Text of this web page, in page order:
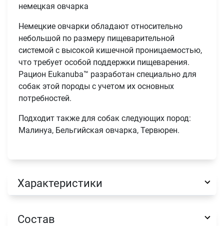
немецкая овчарка
Немецкие овчарки обладают относительно
небольшой по размеру пищеварительной
системой c высокой кишечной проницаемостью,
что требует особой поддержки пищеварения.
Рацион Eukanuba™ разработан специально для
собак этой породы с учетом их основных
потребностей.
Подходит также для собак следующих пород:
Малинуа, Бельгийская овчарка, Тервюрен.
Характеристики
Состав